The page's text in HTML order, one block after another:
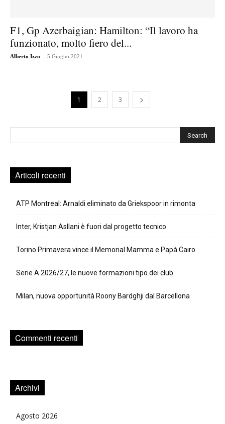
F1, Gp Azerbaigian: Hamilton: “Il lavoro ha
funzionato, molto fiero del...
Alberto Izzo - 5 Giugno 2021
1 2 3
Articoli recenti
ATP Montreal: Arnaldi eliminato da Griekspoor in rimonta
Inter, Kristjan Asllani è fuori dal progetto tecnico
Torino Primavera vince il Memorial Mamma e Papà Cairo
Serie A 2026/27, le nuove formazioni tipo dei club
Milan, nuova opportunità Roony Bardghji dal Barcellona
Commenti recenti
Archivi
Agosto 2026